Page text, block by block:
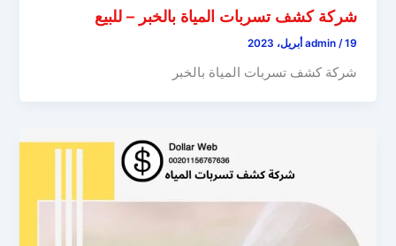
شركة كشف تسربات المياة بالخبر – للبيع
admin /19 أبريل، 2023
شركة كشف تسربات المياة بالخبر